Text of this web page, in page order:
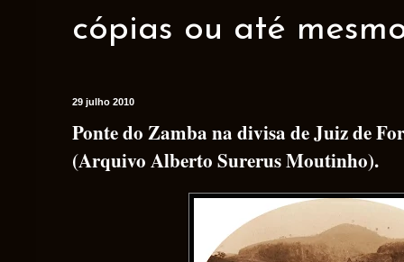
cópias ou até
29 julho 2010
Ponte do Zamba na divisa de Juiz de
(Arquivo Alberto Surerus Moutinho).